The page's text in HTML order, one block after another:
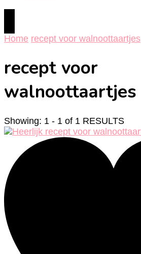
Home recept voor walnoottaartjes
recept voor
walnoottaartjes
Showing: 1 - 1 of 1 RESULTS